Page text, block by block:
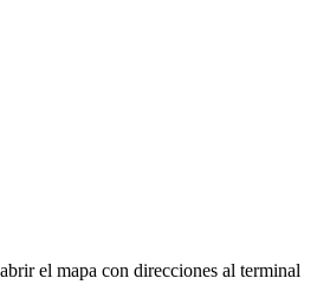
el mapa con direcciones al terminal